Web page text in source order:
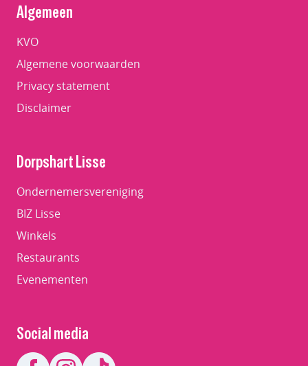
Algemeen
KVO
Algemene voorwaarden
Privacy statement
Disclaimer
Dorpshart Lisse
Ondernemersvereniging
BIZ Lisse
Winkels
Restaurants
Evenementen
Social media